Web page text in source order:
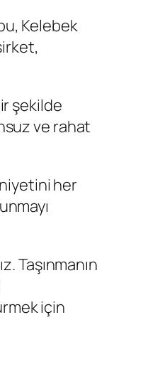
Kelebek
şekilde
ve rahat
her
Taşınmanın
için